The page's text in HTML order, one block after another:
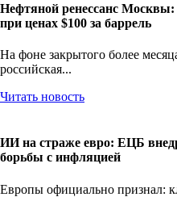
Нефтяной ренессанс
при ценах $100 за баррель
На фоне закрытого более
российская...
Читать новость
ИИ на страже евро: ЕЦБ
борьбы с инфляцией
Европы официально признал: